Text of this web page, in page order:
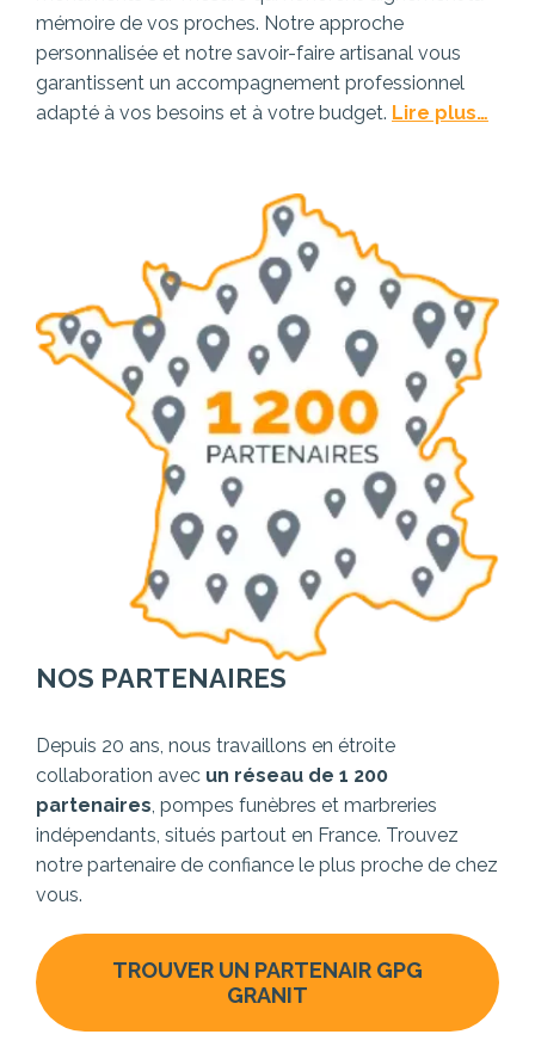
mémoire de vos proches. Notre approche
personnalisée et notre savoir-faire artisanal vous
garantissent un accompagnement professionnel
adapté à vos besoins et à votre budget. Lire plus…
NOS PARTENAIRES
Depuis 20 ans, nous travaillons en étroite
collaboration avec un réseau de 1 200
partenaires, pompes funèbres et marbreries
indépendants, situés partout en France. Trouvez
notre partenaire de confiance le plus proche de chez
vous.
TROUVER UN PARTENAIR GPG
GRANIT